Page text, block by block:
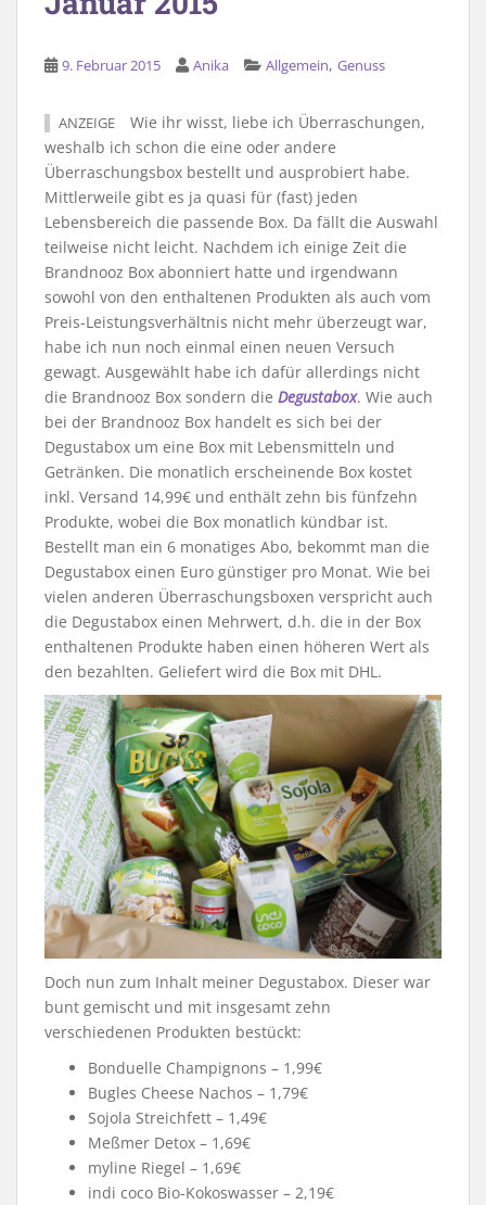
9. Februar 2015 Anika Allgemein, Genuss
ANZEIGE
Wie ihr wisst, liebe ich Überraschungen,
weshalb ich schon die eine oder andere
Überraschungsbox bestellt und ausprobiert habe.
Mittlerweile gibt es ja quasi für (fast) jeden
Lebensbereich die passende Box. Da fällt die Auswahl
teilweise nicht leicht. Nachdem ich einige Zeit die
Brandnooz Box abonniert hatte und irgendwann
sowohl von den enthaltenen Produkten als auch vom
Preis-Leistungsverhältnis nicht mehr überzeugt war,
habe ich nun noch einmal einen neuen Versuch
gewagt. Ausgewählt habe ich dafür allerdings nicht
die Brandnooz Box sondern die Degustabox. Wie auch
bei der Brandnooz Box handelt es sich bei der
Degustabox um eine Box mit Lebensmitteln und
Getränken. Die monatlich erscheinende Box kostet
inkl. Versand 14,99€ und enthält zehn bis fünfzehn
Produkte, wobei die Box monatlich kündbar ist.
Bestellt man ein 6 monatiges Abo, bekommt man die
Degustabox einen Euro günstiger pro Monat. Wie bei
vielen anderen Überraschungsboxen verspricht auch
die Degustabox einen Mehrwert, d.h. die in der Box
enthaltenen Produkte haben einen höheren Wert als
den bezahlten. Geliefert wird die Box mit DHL.
Doch nun zum Inhalt meiner Degustabox. Dieser war
bunt gemischt und mit insgesamt zehn
verschiedenen Produkten bestückt:
Bonduelle Champignons – 1,99€
Bugles Cheese Nachos – 1,79€
Sojola Streichfett – 1,49€
Meßmer Detox – 1,69€
myline Riegel – 1,69€
indi coco Bio-Kokoswasser – 2,19€